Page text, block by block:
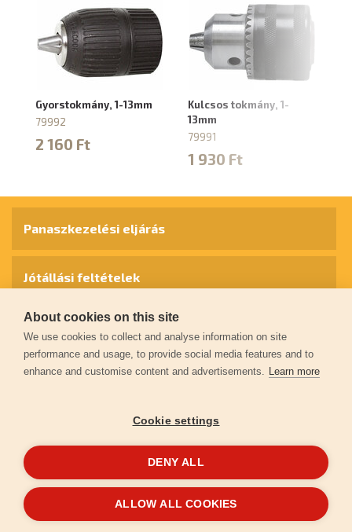
Gyorstokmány, 1-13mm
79992
2 160 Ft
Kulcsos tokmány, 1-
13mm
79991
1 930 Ft
© 2026extol.hu- Minden jog fenntartva
Panaszkezelési eljárás
Jótállási feltételek
Személyes adatok védelme
Kapcsolat
Garancia regisztráció
LétrehoztaFEO
About cookies on this site
We use cookies to collect and analyse information on site
performance and usage, to provide social media features and to
enhance and customise content and advertisements. Learn more
Cookie settings
DENY ALL
ALLOW ALL COOKIES